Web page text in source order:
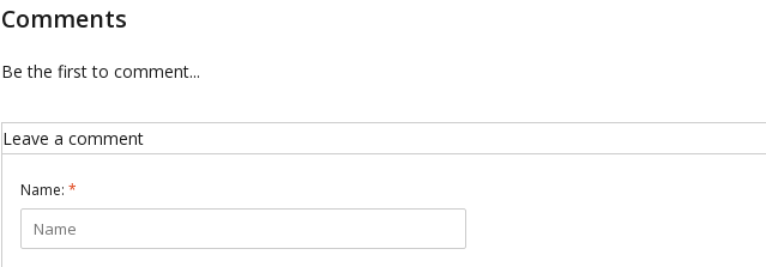
Comments
Be the first to comment...
Leave a comment
Name: *